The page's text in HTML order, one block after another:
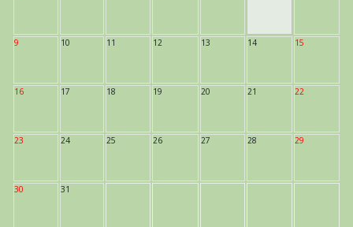
9 10 11 12 13 14 15
16 17 18 19 20 21 22
23 24 25 26 27 28 29
30 31